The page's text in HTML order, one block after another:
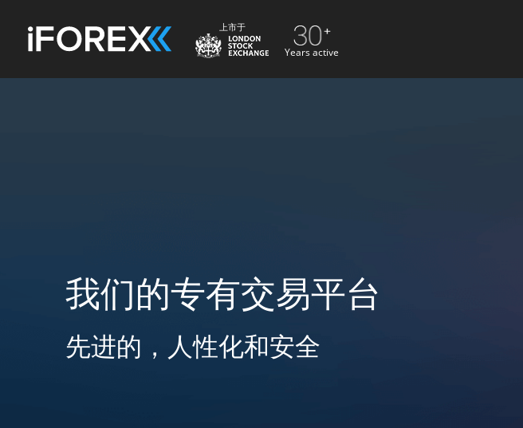
上市于
Years active
我们的专有交易平台
先进的，人性化和安全